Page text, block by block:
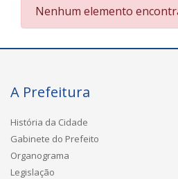
Nenhum elemento
A Prefeitura
História da Cidade
Gabinete do Prefeito
Organograma
Legislação